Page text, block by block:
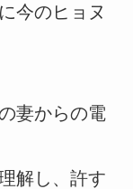
今のヒョヌ
妻からの電
解し、許す